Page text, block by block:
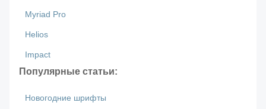
Myriad Pro
Helios
Impact
Популярные статьи:
Новогодние шрифты